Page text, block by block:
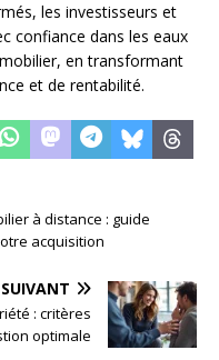
les investisseurs et
confiance dans les eaux
en transformant
et de rentabilité.
à distance : guide
acquisition
SUIVANT
: critères
optimale